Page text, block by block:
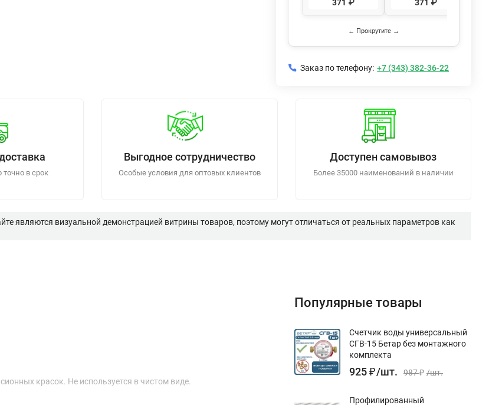
371 ₽ 371 ₽
← Прокрутите →
Заказ по телефону: +7 (343) 382-36-22
точно в срок
Выгодное сотрудничество
Особые условия для оптовых клиентов
Доступен самовывоз
Более 35000 наименований в наличии
являются визуальной демонстрацией витрины товаров, поэтому могут отличаться от реальных параметров как
красок. Не используется в чистом виде.
Популярные товары
Счетчик воды универсальный
СГВ-15 Бетар без монтажного
комплекта
925₽/шт. 987₽ /шт.
Профилированный